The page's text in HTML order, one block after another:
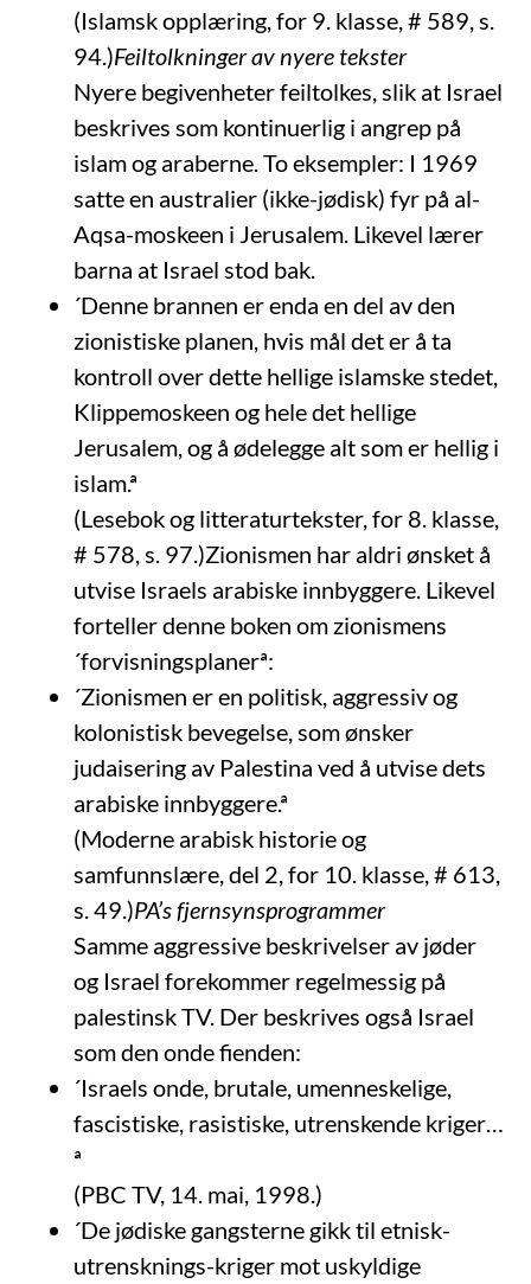
(Islamsk opplæring, for 9. klasse, # 589, s.
94.)Feiltolkninger av nyere tekster
Nyere begivenheter feiltolkes, slik at Israel
beskrives som kontinuerlig i angrep på
islam og araberne. To eksempler: I 1969
satte en australier (ikke-jødisk) fyr på al-
Aqsa-moskeen i Jerusalem. Likevel lærer
barna at Israel stod bak.
´Denne brannen er enda en del av den
zionistiske planen, hvis mål det er å ta
kontroll over dette hellige islamske stedet,
Klippemoskeen og hele det hellige
Jerusalem, og å ødelegge alt som er hellig i
islam.ª
(Lesebok og litteraturtekster, for 8. klasse,
# 578, s. 97.)Zionismen har aldri ønsket å
utvise Israels arabiske innbyggere. Likevel
forteller denne boken om zionismens
´forvisningsplanerª:
´Zionismen er en politisk, aggressiv og
kolonistisk bevegelse, som ønsker
judaisering av Palestina ved å utvise dets
arabiske innbyggere.ª
(Moderne arabisk historie og
samfunnslære, del 2, for 10. klasse, # 613,
s. 49.)PA’s fjernsynsprogrammer
Samme aggressive beskrivelser av jøder
og Israel forekommer regelmessig på
palestinsk TV. Der beskrives også Israel
som den onde fienden:
´Israels onde, brutale, umenneskelige,
fascistiske, rasistiske, utrenskende kriger…
ª
(PBC TV, 14. mai, 1998.)
´De jødiske gangsterne gikk til etnisk-
utrensknings-kriger mot uskyldige